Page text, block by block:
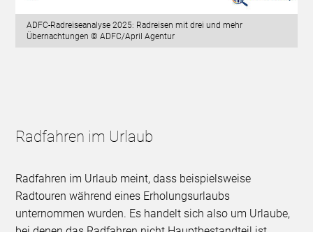
ADFC-Radreiseanalyse 2025: Radreisen mit drei und mehr
Übernachtungen © ADFC/April Agentur
Radfahren im Urlaub
Radfahren im Urlaub meint, dass beispielsweise
Radtouren während eines Erholungsurlaubs
unternommen wurden. Es handelt sich also um Urlaube,